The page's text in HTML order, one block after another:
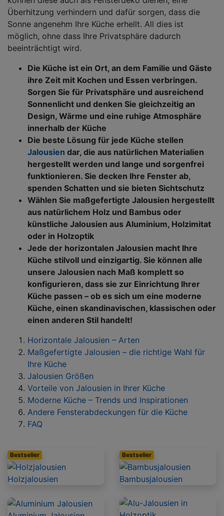
Überhitzung verhindern und dafür sorgen, dass die
Sonne angenehm Ihre Küche erhellt. All dies ist
möglich, ohne dass Ihre Privatsphäre dadurch
beeinträchtigt wird.
Die Küche ist ein Ort, an dem Familie und Gäste
ihre Zeit mit Kochen und Essen verbringen.
Sorgen Sie für Privatsphäre und ausreichend
Sonnenlicht und denken Sie gleichzeitig an
Design, Wärme und eine ruhige Atmosphäre
innerhalb der Küche
Die beste Lösung für jede Küche stellen
Jalousien dar, die aus natürlichen Materialien
hergestellt werden und lange und sorgenfrei
funktionieren. Sie decken Ihre Fenster ab,
spenden Schatten und sie bieten Sichtschutz
Wählen Sie maßgefertigte Jalousien hergestellt
aus natürlichem Holz und Bambus oder
künstliche Jalousien aus Aluminium, Holzimitat
oder in Holzoptik
Jede der horizontalen Jalousien macht Ihre
Küche stilvoll und einzigartig. Sie können alle
unsere Jalousien nach Maß komplett so
konfigurieren, dass sie zur Einrichtung Ihrer
Küche passen – ob es sich um eine moderne
Küche, einen skandinavischen, klassischen oder
einen anderen Stil handelt!
Horizontale Jalousien – Arten
Maßgefertigte Jalousien – die richtige Wahl für
Ihre Küche
Jalousien Größen
Vorteile von Jalousien in Ihrer Küche
Moderne Küche – Trends und Inspirationen
Andere Fensterabdeckungen für die Küche
FAQ
Bestseller
Holzjalousien
Bestseller
Bambusjalousien